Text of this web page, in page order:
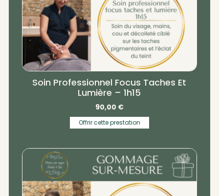
Soin Professionnel Focus Taches Et
Lumière – 1h15
90,00 €
Offrir cette prestation